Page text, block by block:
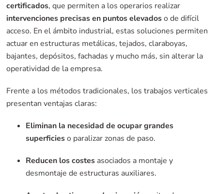
certificados, que permiten a los operarios realizar
intervenciones precisas en puntos elevadoso de difícil
acceso. En el ámbito industrial, estas soluciones permiten
actuar en estructuras metálicas, tejados, claraboyas,
bajantes, depósitos, fachadas y mucho más, sin alterar la
operatividad de la empresa.
Frente a los métodos tradicionales, los trabajos verticales
presentan ventajas claras:
Eliminan la necesidad de ocupar grandes
superficieso paralizar zonas de paso.
Reducen los costes asociados a montaje y
desmontaje de estructuras auxiliares.